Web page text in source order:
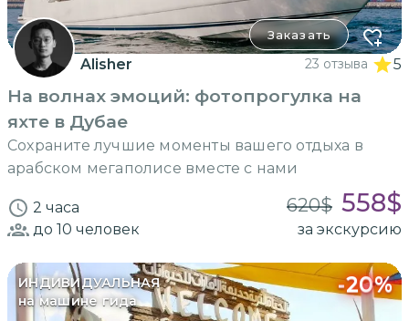
Заказать
Alisher 23 отзыва 5
На волнах эмоций: фотопрогулка на
яхте в Дубае
Сохраните лучшие моменты вашего отдыха в
арабском мегаполисе вместе с нами
2 часа 620$ 558$
до 10 человек за экскурсию
ИНДИВИДУАЛЬНАЯ
на машине гида
-20%